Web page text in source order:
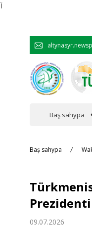
Ï
Baş sahypa
Baş sahypa
09.07.2026